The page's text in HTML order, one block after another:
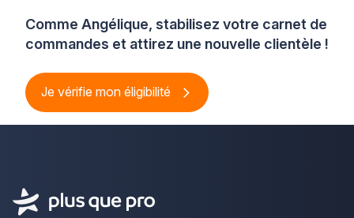
Comme Angélique, stabilisez votre carnet de
commandes et attirez une nouvelle clientèle !
Je vérifie mon éligibilité